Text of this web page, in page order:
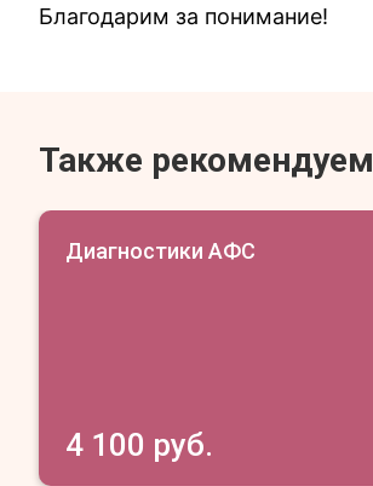
Благодарим за понимание!
Также рекомендуем
Диагностики АФС
4 100 руб.